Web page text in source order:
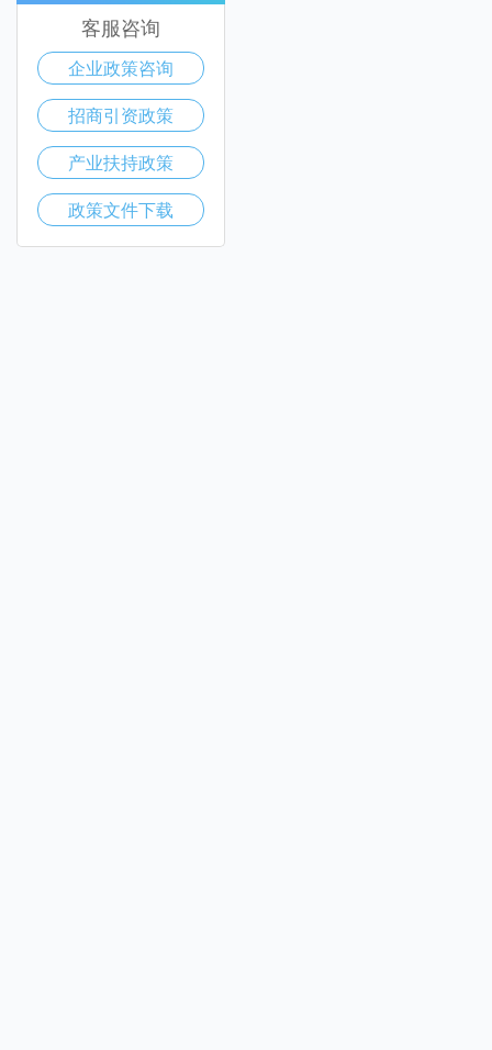
客服咨询
企业政策咨询
招商引资政策
产业扶持政策
政策文件下载